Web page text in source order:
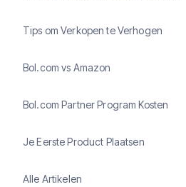
Tips om Verkopen te Verhogen
Bol.com vs Amazon
Bol.com Partner Program Kosten
Je Eerste Product Plaatsen
Alle Artikelen